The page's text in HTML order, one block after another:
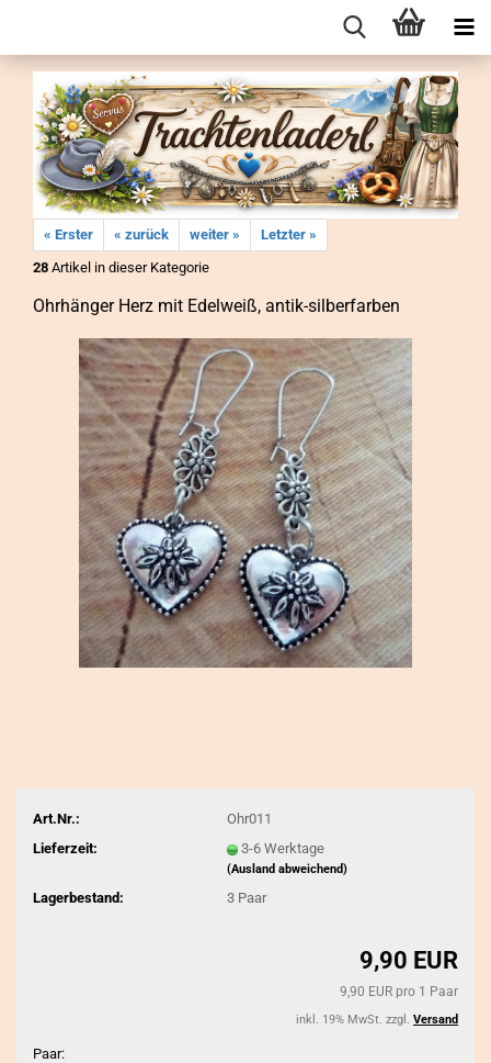
« Erster « zurück weiter »
Letzter »
28 Artikel in dieser Kategorie
Ohr­hän­ger Herz mit Edel­weiß, antik-​silberfarben
Art.Nr.:
Ohr011
Lieferzeit:
3-6 Werktage
(Ausland abweichend)
Lagerbestand: 3 Paar
9,90 EUR
9,90 EUR pro 1 Paar
inkl. 19% MwSt. zzgl. Versand
Paar: